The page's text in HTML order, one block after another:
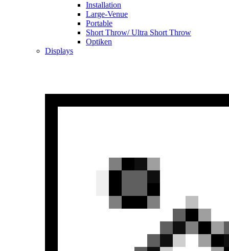
Installation
Large-Venue
Portable
Short Throw/ Ultra Short Throw
Optiken
Displays